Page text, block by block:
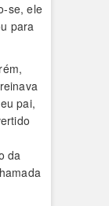
se, ele
para
pai,
da